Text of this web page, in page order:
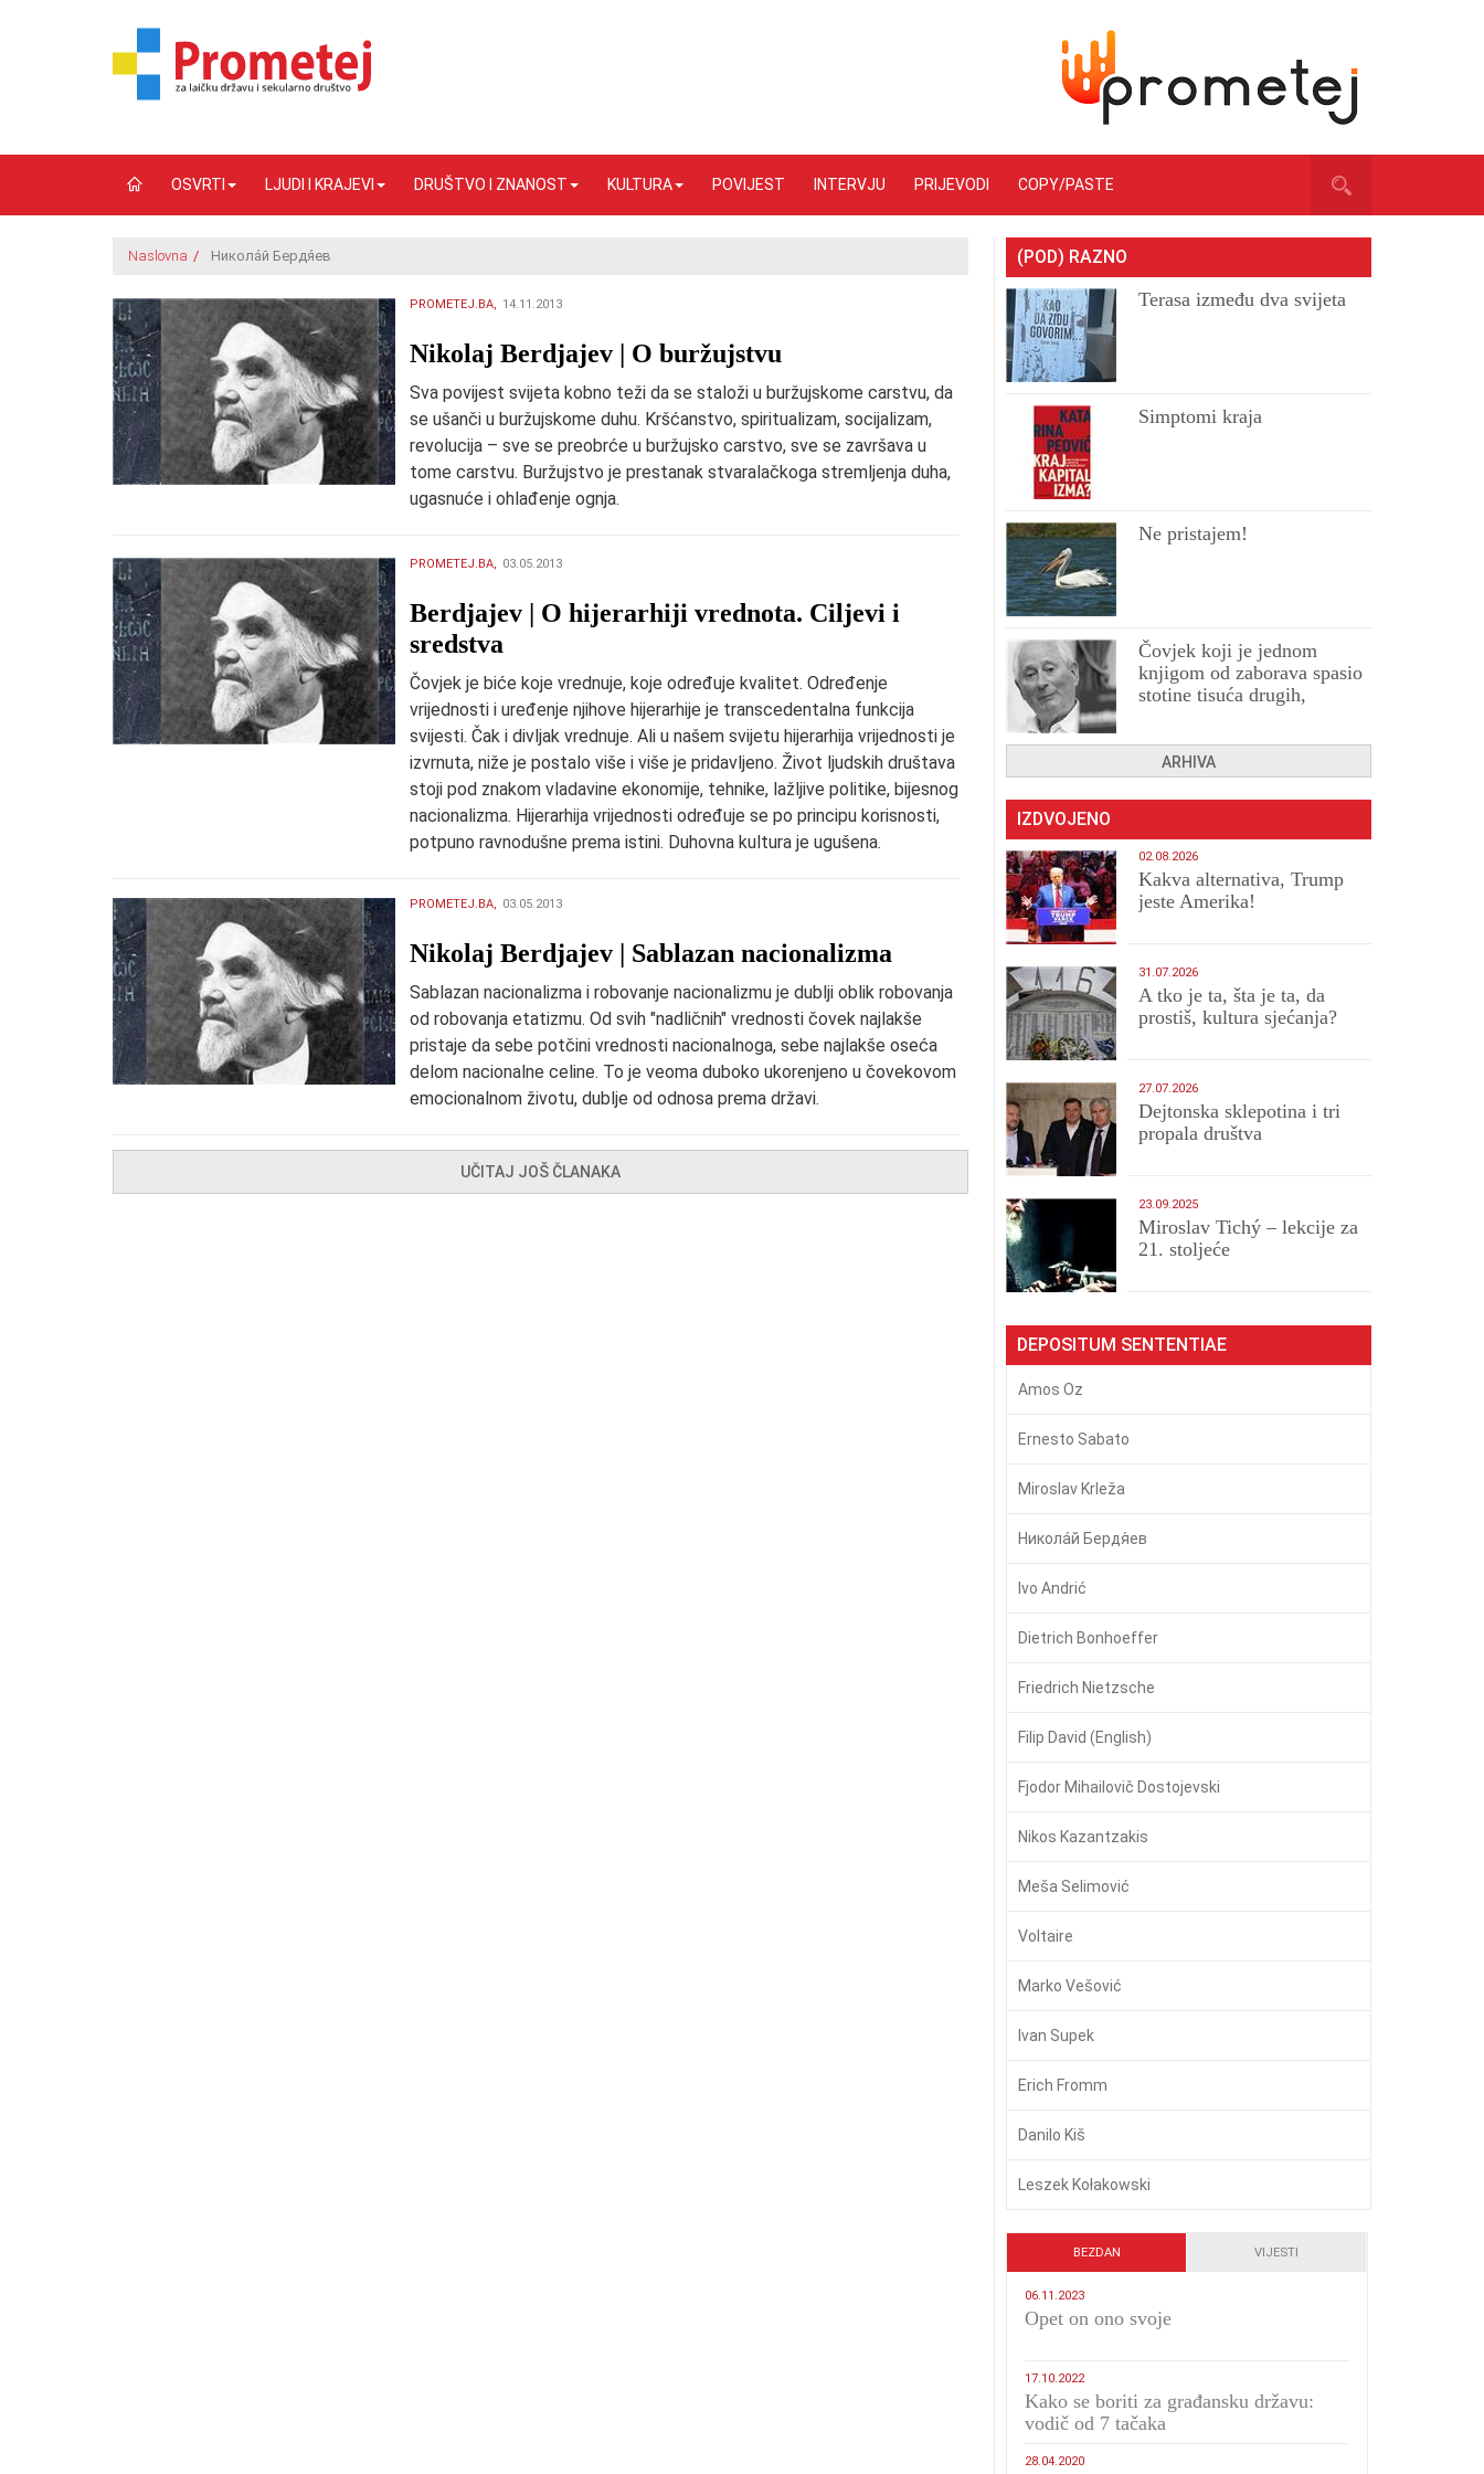
OSVRTI LJUDI I KRAJEVI DRUŠTVO I ZNANOST KULTURA POVIJEST INTERVJU PRIJEVODI COPY/PASTE
Naslovna / Никола́й Бердя́ев
PROMETEJ.BA, 14.11.2013
Nikolaj Berdjajev | O buržujstvu
Sva povijest svijeta kobno teži da se staloži u buržujskome carstvu, da
se ušanči u buržujskome duhu. Kršćanstvo, spiritualizam, socijalizam,
revolucija – sve se preobrće u buržujsko carstvo, sve se završava u
tome carstvu. Buržujstvo je prestanak stvaralačkoga stremljenja duha,
ugasnuće i ohlađenje ognja.
PROMETEJ.BA, 03.05.2013
Berdjajev | O hijerarhiji vrednota. Ciljevi i
sredstva
Čovjek je biće koje vrednuje, koje određuje kvalitet. Određenje
vrijednosti i uređenje njihove hijerarhije je transcedentalna funkcija
svijesti. Čak i divljak vrednuje. Ali u našem svijetu hijerarhija vrijednosti je
izvrnuta, niže je postalo više i više je pridavljeno. Život ljudskih društava
stoji pod znakom vladavine ekonomije, tehnike, lažljive politike, bijesnog
nacionalizma. Hijerarhija vrijednosti određuje se po principu korisnosti,
potpuno ravnodušne prema istini. Duhovna kultura je ugušena.
PROMETEJ.BA, 03.05.2013
Nikolaj Berdjajev | Sablazan nacionalizma
Sablazan nacionalizma i robovanje nacionalizmu je dublji oblik robovanja
od robovanja etatizmu. Od svih "nadličnih" vrednosti čovek najlakše
pristaje da sebe potčini vrednosti nacionalnoga, sebe najlakše oseća
delom nacionalne celine. To je veoma duboko ukorenjeno u čovekovom
emocionalnom životu, dublje od odnosa prema državi.
UČITAJ JOŠ ČLANAKA
(POD) RAZNO
Terasa između dva svijeta
Simptomi kraja
Ne pristajem!
Čovjek koji je jednom
knjigom od zaborava spasio
stotine tisuća drugih,
ARHIVA
IZDVOJENO
02.08.2026
Kakva alternativa, Trump
jeste Amerika!
31.07.2026
A tko je ta, šta je ta, da
prostiš, kultura sjećanja?
27.07.2026
Dejtonska sklepotina i tri
propala društva
23.09.2025
Miroslav Tichý – lekcije za
21. stoljeće
DEPOSITUM SENTENTIAE
Amos Oz
Ernesto Sabato
Miroslav Krleža
Никола́й Бердя́ев
Ivo Andrić
Dietrich Bonhoeffer
Friedrich Nietzsche
Filip David (English)
Fjodor Mihailovič Dostojevski
Nikos Kazantzakis
Meša Selimović
Voltaire
Marko Vešović
Ivan Supek
Erich Fromm
Danilo Kiš
Leszek Kołakowski
BEZDAN VIJESTI
06.11.2023
​Opet on ono svoje
17.10.2022
Kako se boriti za građansku državu:
vodič od 7 tačaka
28.04.2020